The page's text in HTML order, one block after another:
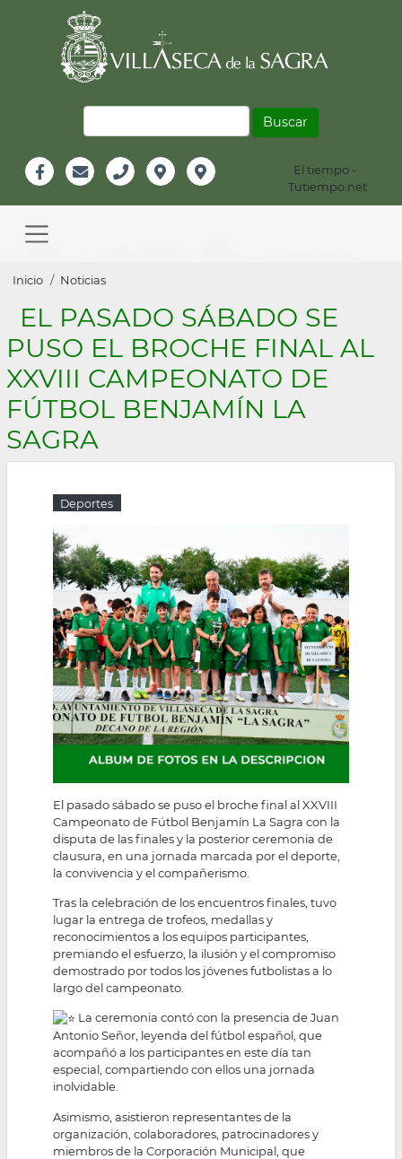
Información
Header
El tiempo -
Tutiempo.net
navigation
Sobrescribir
enlaces
de
ayuda
a
la
navegación
Inicio Noticias
EL PASADO SÁBADO SE
PUSO EL BROCHE FINAL AL
XXVIII CAMPEONATO DE
FÚTBOL BENJAMÍN LA
SAGRA
Deportes
El pasado sábado se puso el broche final al XXVIII
Campeonato de Fútbol Benjamín La Sagra con la
disputa de las finales y la posterior ceremonia de
clausura, en una jornada marcada por el deporte,
la convivencia y el compañerismo.
Tras la celebración de los encuentros finales, tuvo
lugar la entrega de trofeos, medallas y
reconocimientos a los equipos participantes,
premiando el esfuerzo, la ilusión y el compromiso
demostrado por todos los jóvenes futbolistas a lo
largo del campeonato.
La ceremonia contó con la presencia de Juan
Antonio Señor, leyenda del fútbol español, que
acompañó a los participantes en este día tan
especial, compartiendo con ellos una jornada
inolvidable.
Asimismo, asistieron representantes de la
organización, colaboradores, patrocinadores y
miembros de la Corporación Municipal, que